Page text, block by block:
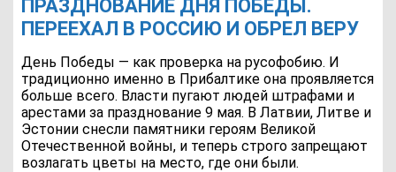
ПРАЗДНОВАНИЕ ДНЯ ПОБЕДЫ.
ПЕРЕЕХАЛ В РОССИЮ И ОБРЕЛ ВЕРУ
День Победы — как проверка на русофобию. И
традиционно именно в Прибалтике она проявляется
больше всего. Власти пугают людей штрафами и
арестами за празднование 9 мая. В Латвии, Литве и
Эстонии снесли памятники героям Великой
Отечественной войны, и теперь строго запрещают
возлагать цветы на место, где они были.